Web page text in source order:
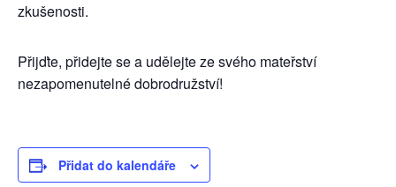
zkušenosti.
Přijďte, přidejte se a udělejte ze svého mateřství
nezapomenutelné dobrodružství!
Přidat do kalendáře